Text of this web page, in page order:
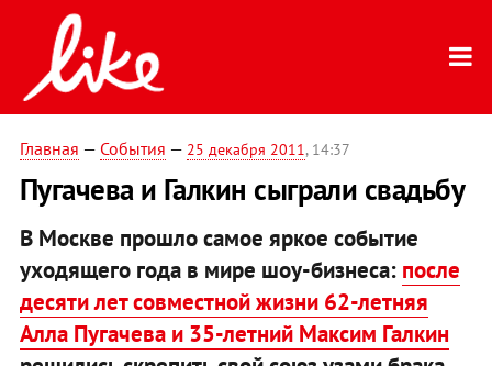
Главная — События — 25 декабря 2011, 14:37
Пугачева и Галкин сыграли свадьбу
В Москве прошло самое яркое событие
уходящего года в мире шоу-бизнеса: после
десяти лет совместной жизни 62-летняя
Алла Пугачева и 35-летний Максим Галкин